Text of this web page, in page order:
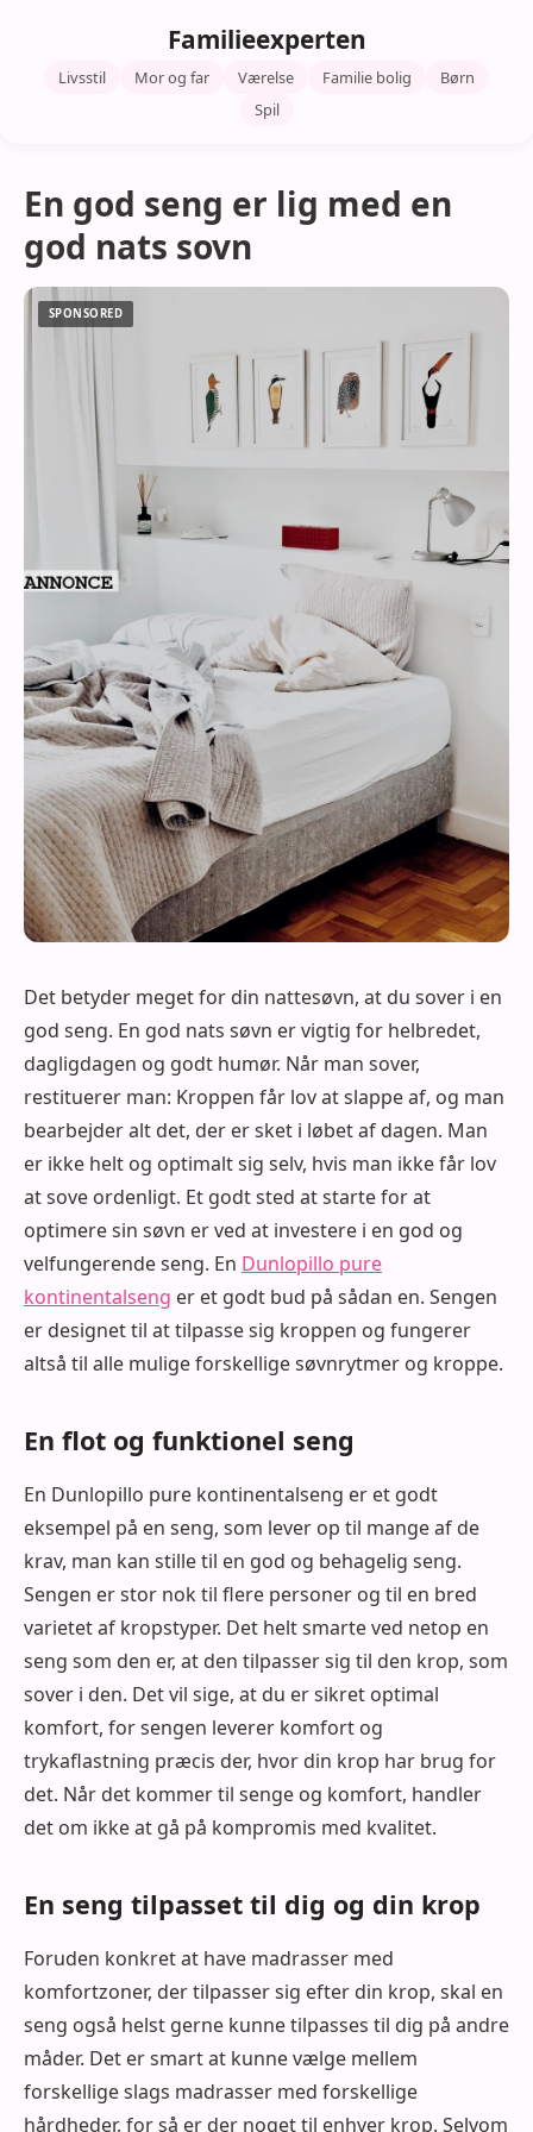
Familieexperten
Livsstil Mor og far Værelse Familie bolig
Børn
Spil
En god seng er lig med en
god nats sovn
Det betyder meget for din nattesøvn, at du sover i en
god seng. En god nats søvn er vigtig for helbredet,
dagligdagen og godt humør. Når man sover,
restituerer man: Kroppen får lov at slappe af, og man
bearbejder alt det, der er sket i løbet af dagen. Man
er ikke helt og optimalt sig selv, hvis man ikke får lov
at sove ordenligt. Et godt sted at starte for at
optimere sin søvn er ved at investere i en god og
velfungerende seng. En Dunlopillo pure
kontinentalseng er et godt bud på sådan en. Sengen
er designet til at tilpasse sig kroppen og fungerer
altså til alle mulige forskellige søvnrytmer og kroppe.
En flot og funktionel seng
En Dunlopillo pure kontinentalseng er et godt
eksempel på en seng, som lever op til mange af de
krav, man kan stille til en god og behagelig seng.
Sengen er stor nok til flere personer og til en bred
varietet af kropstyper. Det helt smarte ved netop en
seng som den er, at den tilpasser sig til den krop, som
sover i den. Det vil sige, at du er sikret optimal
komfort, for sengen leverer komfort og
trykaflastning præcis der, hvor din krop har brug for
det. Når det kommer til senge og komfort, handler
det om ikke at gå på kompromis med kvalitet.
En seng tilpasset til dig og din krop
Foruden konkret at have madrasser med
komfortzoner, der tilpasser sig efter din krop, skal en
seng også helst gerne kunne tilpasses til dig på andre
måder. Det er smart at kunne vælge mellem
forskellige slags madrasser med forskellige
hårdheder, for så er der noget til enhver krop. Selvom